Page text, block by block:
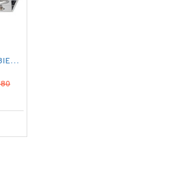
ATHENS 金雅典 JC-28IEC 標準抽油煙機